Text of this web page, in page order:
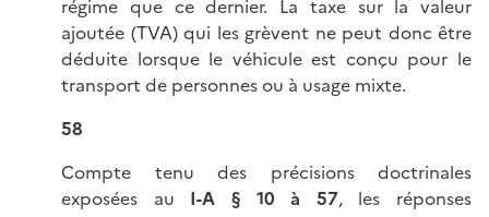
régime que ce dernier. La taxe sur la valeur
ajoutée (TVA) qui les grèvent ne peut donc être
déduite lorsque le véhicule est conçu pour le
transport de personnes ou à usage mixte.
58
Compte tenu des précisions doctrinales
exposées au I-A § 10 à 57, les réponses